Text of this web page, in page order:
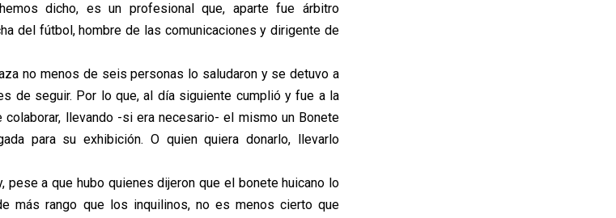
dicho, es un profesional que, aparte fue árbitro
del fútbol, hombre de las comunicaciones y dirigente de
no menos de seis personas lo saludaron y se detuvo a
de seguir. Por lo que, al día siguiente cumplió y fue a la
llevando -si era necesario- el mismo un Bonete
para su exhibición. O quien quiera donarlo, llevarlo
pese a que hubo quienes dijeron que el bonete huicano lo
más rango que los inquilinos, no es menos cierto que